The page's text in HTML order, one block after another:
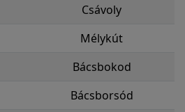
Csávoly
Mélykút
Bácsbokod
Bácsborsód